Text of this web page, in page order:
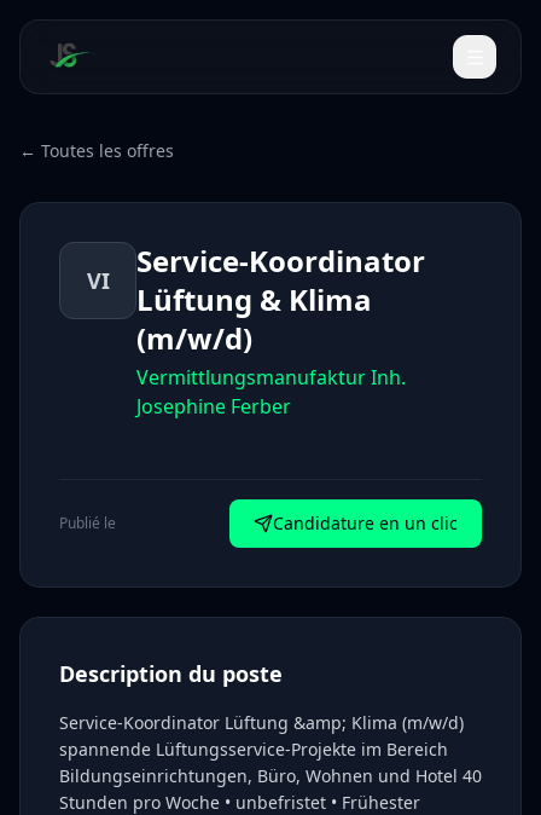
← Toutes les offres
VI
Service-Koordinator
Lüftung & Klima
(m/w/d)
Vermittlungsmanufaktur Inh.
Josephine Ferber
Publié le Candidature en un clic
Description du poste
Service-Koordinator Lüftung &amp; Klima (m/w/d)
spannende Lüftungsservice-Projekte im Bereich
Bildungseinrichtungen, Büro, Wohnen und Hotel 40
Stunden pro Woche • unbefristet • Frühester